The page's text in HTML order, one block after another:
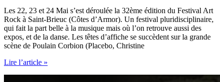
Les 22, 23 et 24 Mai s’est déroulée la 32ème édition du Festival Art
Rock à Saint-Brieuc (Côtes d’Armor). Un festival pluridisciplinaire,
qui fait la part belle à la musique mais où l’on retrouve aussi des
expos, et de la danse. Les têtes d’affiche se succèdent sur la grande
scène de Poulain Corbion (Placebo, Christine
Festival
Lire l’article »